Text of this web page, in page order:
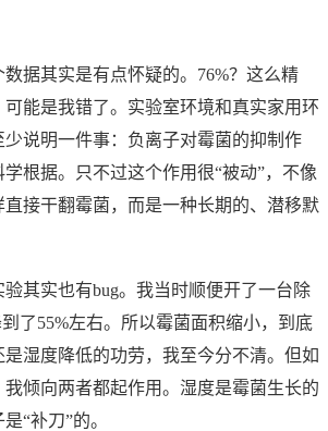
据其实是有点怀疑的。76%？这么精
能是我错了。实验室环境和真实家用环
说明一件事：负离子对霉菌的抑制作
根据。只不过这个作用很“被动”，不像
接干翻霉菌，而是一种长期的、潜移默
其实也有bug。我当时顺便开了一台除
了55%左右。所以霉菌面积缩小，到底
湿度降低的功劳，我至今分不清。但如
倾向两者都起作用。湿度是霉菌生长的
“补刀”的。